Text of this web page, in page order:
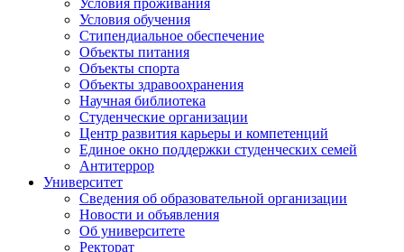
Условия обучения
Стипендиальное обеспечение
Объекты питания
Объекты спорта
Объекты здравоохранения
Научная библиотека
Студенческие организации
Центр развития карьеры и компетенций
Единое окно поддержки студенческих семей
Антитеррор
Университет
Сведения об образовательной организации
Новости и объявления
Об университете
Ректорат